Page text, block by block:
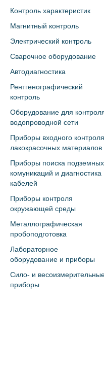
Контроль характеристик
Магнитный контроль
Электрический контроль
Сварочное оборудование
Автодиагностика
Рентгенографический
контроль
Оборудование для
водопроводной сети
Приборы входного контроля
лакокрасочных материалов
Приборы поиска подземных
комуникаций и диагностика
кабелей
Приборы контроля
окружающей среды
Металлографическая
пробоподготовка
Лабораторное
оборудование и приборы
Сило- и
приборы